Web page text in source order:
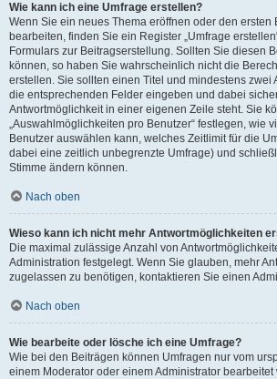
Wie kann ich eine Umfrage erstellen?
Wenn Sie ein neues Thema eröffnen oder den ersten
bearbeiten, finden Sie ein Register „Umfrage
Formulars zur Beitragserstellung. Sollten Sie diesen
können, so haben Sie wahrscheinlich nicht die
erstellen. Sie sollten einen Titel und mindestens zwei
die entsprechenden Felder eingeben und dabei
Antwortmöglichkeit in einer eigenen Zeile steht. Sie
„Auswahlmöglichkeiten pro Benutzer“ festlegen, wie
Benutzer auswählen kann, welches Zeitlimit für die
dabei eine zeitlich unbegrenzte Umfrage) und
Stimme ändern können.
Nach oben
Wieso kann ich nicht mehr Antwortmöglichkeiten
Die maximal zulässige Anzahl von
Administration festgelegt. Wenn Sie glauben, mehr
zugelassen zu benötigen, kontaktieren Sie einen
Nach oben
Wie bearbeite oder lösche ich eine Umfrage?
Wie bei den Beiträgen können Umfragen nur vom
einem Moderator oder einem Administrator bearbeitet